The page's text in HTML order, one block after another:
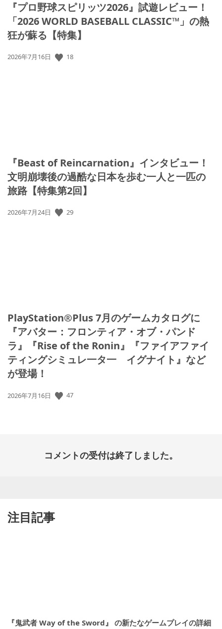
『プロ野球スピリッツ2026』試遊レビュー！
「2026 WORLD BASEBALL CLASSIC™」の熱
狂が蘇る【特集】
公
2026年7月16日 18
『Beast of Reincarnation』インタビュー！
文明崩壊後の過酷な日本を歩む一人と一匹の
旅路【特集第2回】
公
2026年7月24日 29
PlayStation®Plus 7月のゲームカタログに
『アバター：フロンティア・オブ・パンド
ラ』『Rise of the Ronin』『ファイアファイ
ティングシミュレ一タ一 イグナイト』など
が登場！
公
2026年7月16日 47
コメントの受付は終了しました。
注目記事
『鬼武者 Way of the Sword』 の新たなゲームプレイの詳細